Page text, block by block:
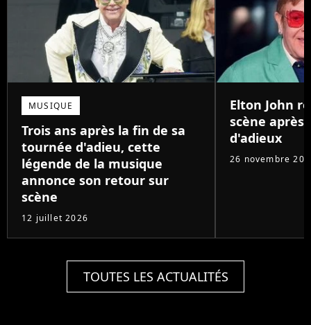
MUSIQUE
Trois ans après la fin de sa
tournée d'adieu, cette
légende de la musique
annonce son retour sur
scène
12 juillet 2026
Elton John
scène après
d'adieux
26 novembre
TOUTES LES ACTUALITÉS